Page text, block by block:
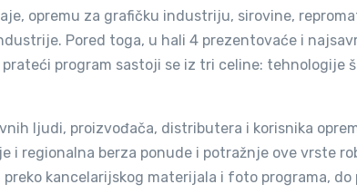
opremu za grafičku industriju, sirovine,
Pored toga, u hali 4 prezentovaće i
program sastoji se iz tri celine: tehnologije
ljudi, proizvođača, distributera i korisnika
i regionalna berza ponude i potražnje ove vrste
kancelarijskog materijala i foto programa, do